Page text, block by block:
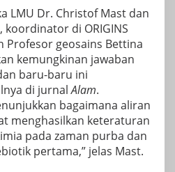
LMU Dr. Christof Mast dan
di ORIGINS
Profesor geosains Bettina
kemungkinan jawaban
baru-baru ini
di jurnalAlam.
bagaimana aliran
menghasilkan keteraturan
pada zaman purba dan
pertama,” jelas Mast.